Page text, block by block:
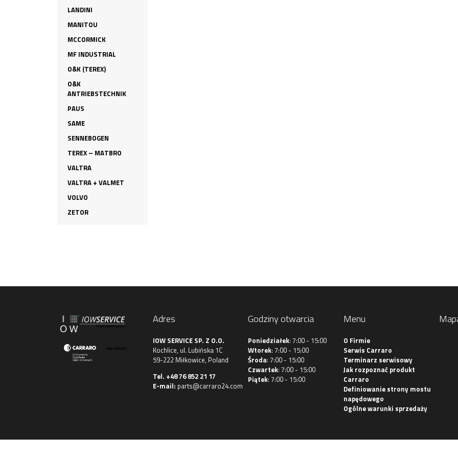
LANDINI
MANITOU
MCCORMICK
MF INDUSTRIAL
O&K (TEREX)
O&K
ANTRIEBSTECHNIK
PAUS
SAME
SENNEBOGEN
TEREX – MATBRO
VALTRA
VALTRA + VALMET
VOLVO
ZETOR
Adres
IOW SERVICE SP. Z O.O.
Kochlice, ul. Lubińska 1C
59-222 Miłkowice, Poland
Tel. +48 76 852 21 17
E-mail: parts@carraro24.com
Godziny otwarcia
Poniedziałek: 7:00 - 15:00
Wtorek: 7:00 - 15:00
Środa: 7:00 - 15:00
Czwartek: 7:00 - 15:00
Piątek: 7:00 - 15:00
Menu
O Firmie
Serwis Carraro
Terminarz serwisowy
Jak rozpoznać produkt
Carraro
Definiowanie strony mostu
napędowego
Ogólne warunki sprzedaży